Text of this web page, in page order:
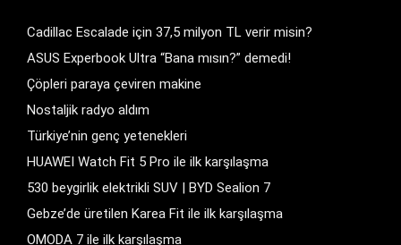
Cadillac Escalade için 37,5 milyon TL verir misin?
ASUS Experbook Ultra “Bana mısın?” demedi!
Çöpleri paraya çeviren makine
Nostaljik radyo aldım
Türkiye’nin genç yetenekleri
HUAWEI Watch Fit 5 Pro ile ilk karşılaşma
530 beygirlik elektrikli SUV | BYD Sealion 7
Gebze’de üretilen Karea Fit ile ilk karşılaşma
OMODA 7 ile ilk karşılaşma